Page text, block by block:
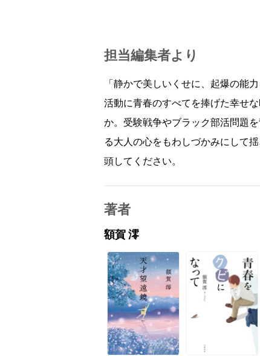
担当編集者より
「静かで美しいくせに、起爆の能
活動に青春のすべてを捧げた幸せ
か。受験戦争やブラック部活問題
る大人の心をもわしづかみにして
頭してください。
著者
額賀 澪